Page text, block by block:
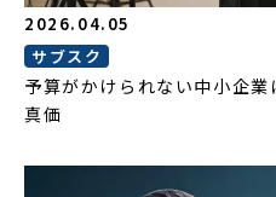
2026.04.05
サブスク
予算がかけられない中小企
真価